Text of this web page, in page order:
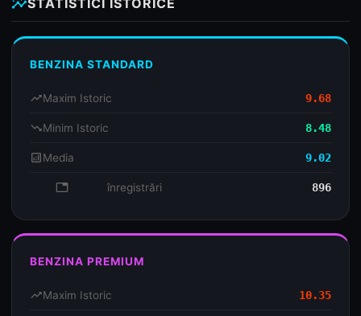
insightsSTATISTICI ISTORICE
BENZINA STANDARD
trending_upMaxim Istoric 9.68
trending_downMinim Istoric 8.48
analyticsMedia 9.02
database înregistrări 896
BENZINA PREMIUM
trending_upMaxim Istoric 10.35